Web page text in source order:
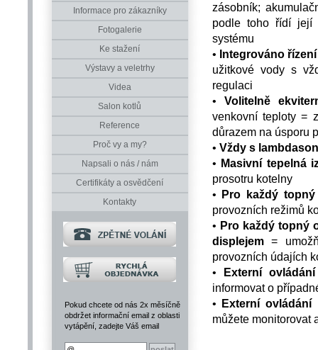
Informace pro zákazníky
Fotogalerie
Ke stažení
Výstavy a veletrhy
Videa
Salon kotlů
Reference
Proč vy a my?
Napsali o nás / nám
Certifikáty a osvědčení
Kontakty
Pokud chcete od nás 2x měsíčně
obdržet informační email z oblasti
vytápění, zadejte Váš email
zásobník;
podle toho řídí její
systému
• Integrováno
užitkové vody s
regulaci
• Volitelně
venkovní teploty =
důrazem na úsporu
• Vždy s
• Masivní tepelná
prosotru kotelny
•
Pro každý
provozních režimů
• Pro každý topný
displejem=
provozních údajích
•
Externí
informovat o
•
Externí
můžete monitorovat